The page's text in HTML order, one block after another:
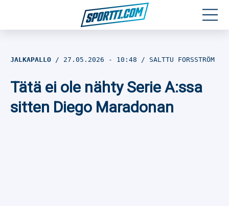
Jalkapallo
JALKAPALLO 27.05.2026 - 10:48 SALTTU FORSSTRÖM
Tätä ei ole nähty Serie A:ssa
sitten Diego Maradonan